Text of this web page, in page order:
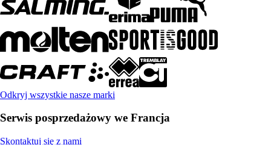
Odkryj wszystkie nasze marki
Serwis posprzedażowy we Francja
Skontaktuj się z nami